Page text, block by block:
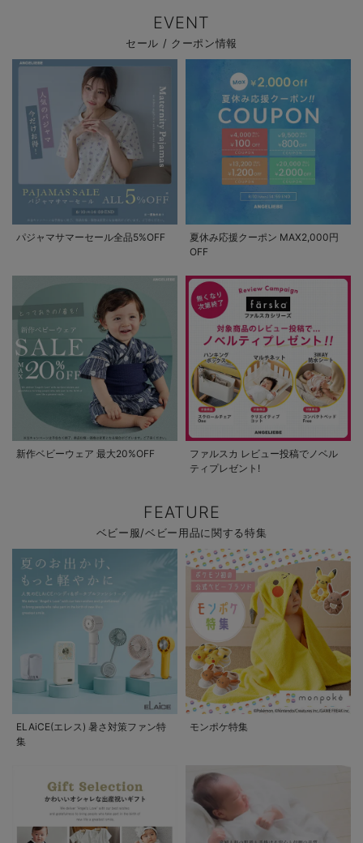
EVENT
セール / クーポン情報
パジャマサマーセール全品5%OFF
夏休み応援クーポン MAX2,000円
OFF
新作ベビーウェア 最大20%OFF
ファルスカ レビュー投稿でノベル
ティプレゼント!
FEATURE
ベビー服/ベビー用品に関する特集
ELAiCE(エレス) 暑さ対策ファン特
集
モンポケ特集